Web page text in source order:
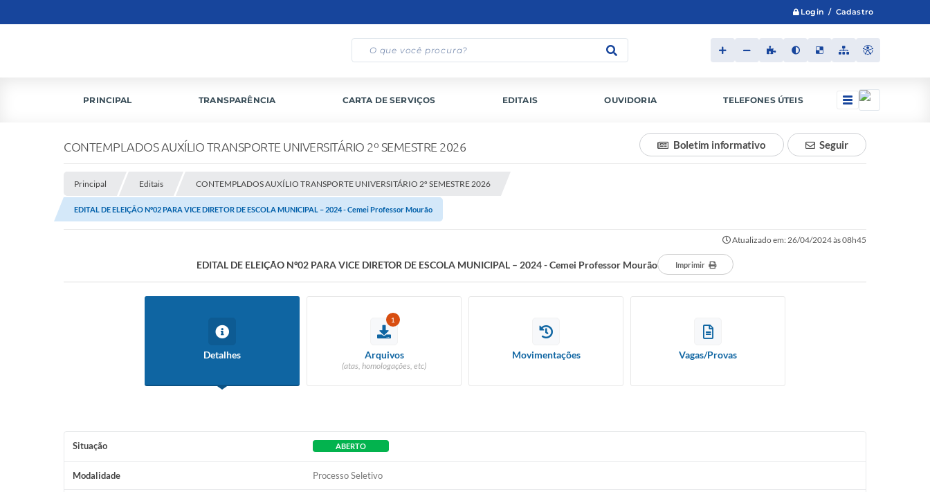
Login / Cadastro
PRINCIPAL TRANSPARÊNCIA CARTA DE SERVIÇOS EDITAIS OUVIDORIA TELEFONES ÚTEIS
CONTEMPLADOS AUXÍLIO TRANSPORTE UNIVERSITÁRIO 2º SEMESTRE 2026 Seguir
Boletim informativo
Principal Editais CONTEMPLADOS AUXÍLIO TRANSPORTE UNIVERSITÁRIO 2º SEMESTRE 2026
EDITAL DE ELEIÇÃO Nº02 PARA VICE DIRETOR DE ESCOLA MUNICIPAL – 2024 - Cemei Professor Mourão
Atualizado em: 26/04/2024 às 08h45
EDITAL DE ELEIÇÃO Nº02 PARA VICE DIRETOR DE ESCOLA MUNICIPAL – 2024 - Cemei Professor Mourão Imprimir
Detalhes
1
Arquivos
(atas, homologações, etc)
Movimentações Vagas/Provas
Situação ABERTO
Modalidade Processo Seletivo